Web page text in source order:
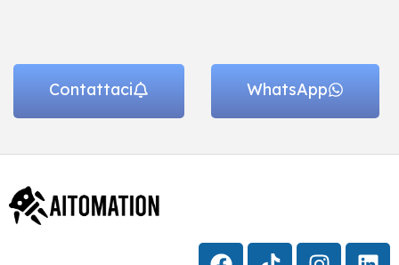
Contattaci WhatsApp